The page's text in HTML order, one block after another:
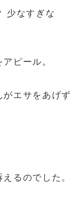
少なすぎな
ピール。
エサをあげず
るのでした。